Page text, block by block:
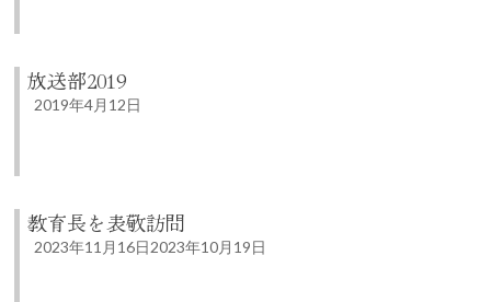
放送部2019
2019年4月12日
教育長を表敬訪問
2023年11月16日2023年10月19日